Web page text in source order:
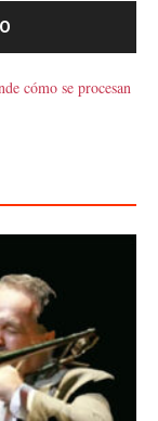
cómo se procesan